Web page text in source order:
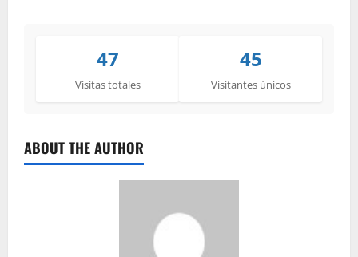
47
Visitas totales
45
Visitantes únicos
ABOUT THE AUTHOR